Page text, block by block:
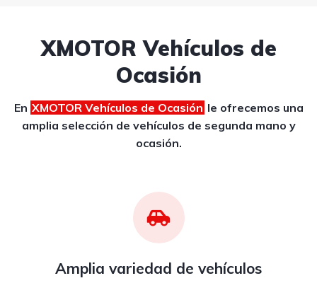
XMOTOR Vehículos de
Ocasión
En XMOTOR Vehículos de Ocasión le ofrecemos una
amplia selección de vehículos de segunda mano y
ocasión.
Amplia variedad de vehículos